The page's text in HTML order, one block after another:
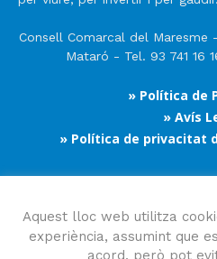
Consell Comarcal del Maresme
Mataró - Tel. 93 741 16
» Política de
» Avís
» Política de privacitat
Aquest lloc web utilitza
experiència, assumint que
acord, però pot